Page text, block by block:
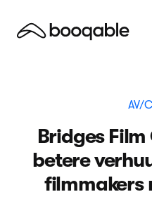
AV/
Bridges
betere
filmmakers